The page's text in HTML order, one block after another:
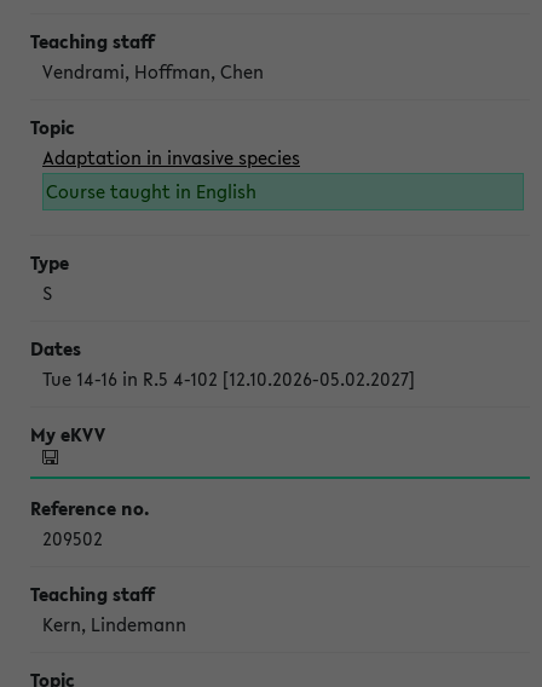
Vendrami, Hoffman, Chen
Adaptation in invasive species
Course taught in English
S
Tue 14-16 in R.5 4-102 [12.10.2026-05.02.2027]
209502
Kern, Lindemann